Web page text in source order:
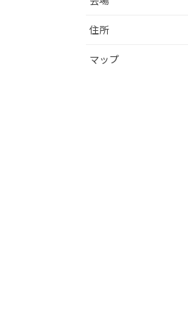
住所
マップ